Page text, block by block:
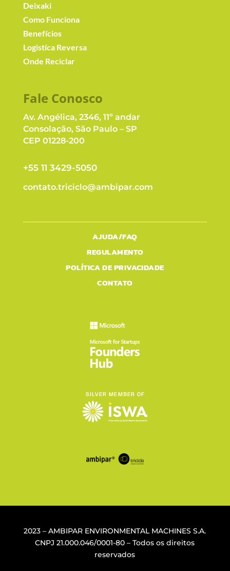
Deixaki
Como Funciona
Benefícios
Logistíca Reversa
Onde Reciclar
Fale Conosco
Av. Angélica, 2346, 11º andar
Consolação, São Paulo – SP
CEP 01228-200
+55 11 3429-5050
contato.triciclo@ambipar.com
AJUDA/FAQ
REGULAMENTO
POLÍTICA DE PRIVACIDADE
CONTATO
2023 – AMBIPAR ENVIRONMENTAL MACHINES S.A.
CNPJ21.000.046/0001-80 – Todos os direitos
reservados